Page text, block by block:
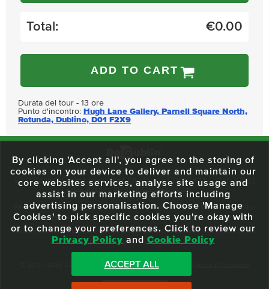
Total: €0.00
ADD TO CART
Durata del tour - 13 ore
Punto d'incontro: Hugh Lane Gallery, Parnell Square North,
Rotunda, Dublino, D01 F2X9
59 O'Connell Street Upper, North City, Dublin 1, D01 RX04 Call:+353 1
703 3024
Email: info@dodublin.ie
We've been entertaining visitors to our town since 1988. We're part of the
fabric of Dublin City and we take great pride in delivering a real and
authentic tour experience to all of our visitors, one steeped in history but
one that also celebrates the city as she evolves.
© 2013 - 2026 DoDublin. All Rights Reserved.
By clicking 'Accept all', you agree to the storing of
cookies on your device to deliver and maintain our
core websites services, analyse site usage and
assist in our marketing efforts including
advertising personalisation. Choose 'Manage
Cookies' to pick specific cookies you're okay with
or to change your preferences. Click to review our
Privacy Policy and Cookie Policy
ACCEPT ALL